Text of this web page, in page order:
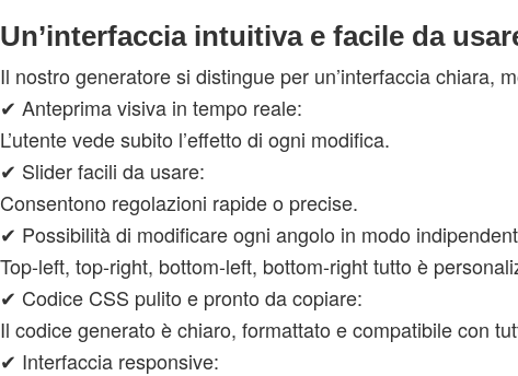
Un’interfaccia intuitiva e facile da
Il nostro generatore si distingue per un’interfaccia chiara,
✔ Anteprima visiva in tempo reale:
L’utente vede subito l’effetto di ogni modifica.
✔ Slider facili da usare:
Consentono regolazioni rapide o precise.
✔ Possibilità di modificare ogni angolo in modo
Top-left, top-right, bottom-left, bottom-right tutto è
✔ Codice CSS pulito e pronto da copiare:
Il codice generato è chiaro, formattato e compatibile con
✔ Interfaccia responsive: